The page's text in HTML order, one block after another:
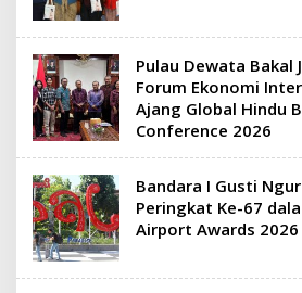
Pulau Dewata Bakal
Forum Ekonomi
Ajang Global Hindu
Conference 2026
Bandara I Gusti
Peringkat Ke-67
Airport Awards 2026